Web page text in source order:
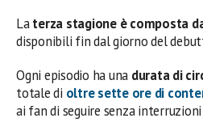
Laterza stagione è composta
disponibili fin dal giorno del
Ogni episodio ha una durata di
totale di oltre sette ore di
ai fan di seguire senza